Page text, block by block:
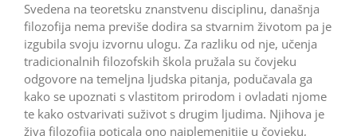
Svedena na teoretsku znanstvenu disciplinu, današnja
filozofija nema previše dodira sa stvarnim životom pa je
izgubila svoju izvornu ulogu. Za razliku od nje, učenja
tradicionalnih filozofskih škola pružala su čovjeku
odgovore na temeljna ljudska pitanja, podučavala ga
kako se upoznati s vlastitom prirodom i ovladati njome
te kako ostvarivati suživot s drugim ljudima. Njihova je
živa filozofija poticala ono najplemenitije u čovjeku,